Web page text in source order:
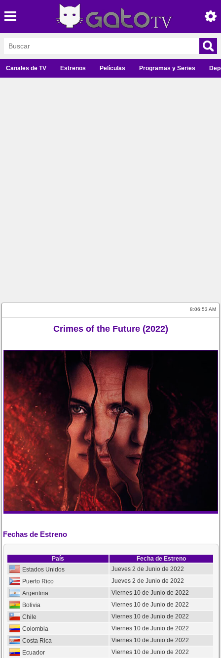
Canales de TV Estrenos Películas Programas y Series
8:06:53 AM
Crimes of the Future (2022)
Fechas de Estreno
País
Fecha de Estreno
Estados Unidos
Jueves 2 de Junio de 2022
Puerto Rico
Jueves 2 de Junio de 2022
Argentina
Viernes 10 de Junio de 2022
Bolivia
Viernes 10 de Junio de 2022
Chile
Viernes 10 de Junio de 2022
Colombia
Viernes 10 de Junio de 2022
Costa Rica
Viernes 10 de Junio de 2022
Ecuador
Viernes 10 de Junio de 2022